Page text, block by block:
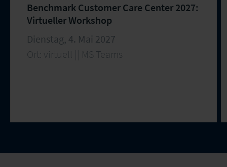
Benchmark Customer Care Center 2027:
Virtueller Workshop
Dienstag, 4. Mai 2027
Ort: virtuell || MS Teams